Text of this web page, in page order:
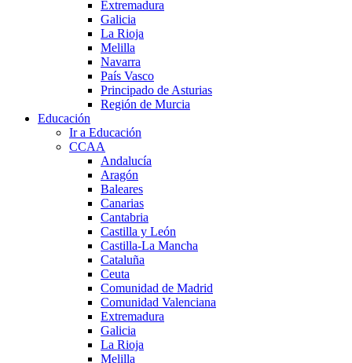
Extremadura
Galicia
La Rioja
Melilla
Navarra
País Vasco
Principado de Asturias
Región de Murcia
Educación
Ir a Educación
CCAA
Andalucía
Aragón
Baleares
Canarias
Cantabria
Castilla y León
Castilla-La Mancha
Cataluña
Ceuta
Comunidad de Madrid
Comunidad Valenciana
Extremadura
Galicia
La Rioja
Melilla